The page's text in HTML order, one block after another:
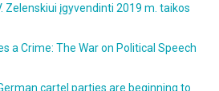
Zelenskiui įgyvendinti 2019 m. taikos
a Crime: The War on Political Speech
cartel parties are beginning to